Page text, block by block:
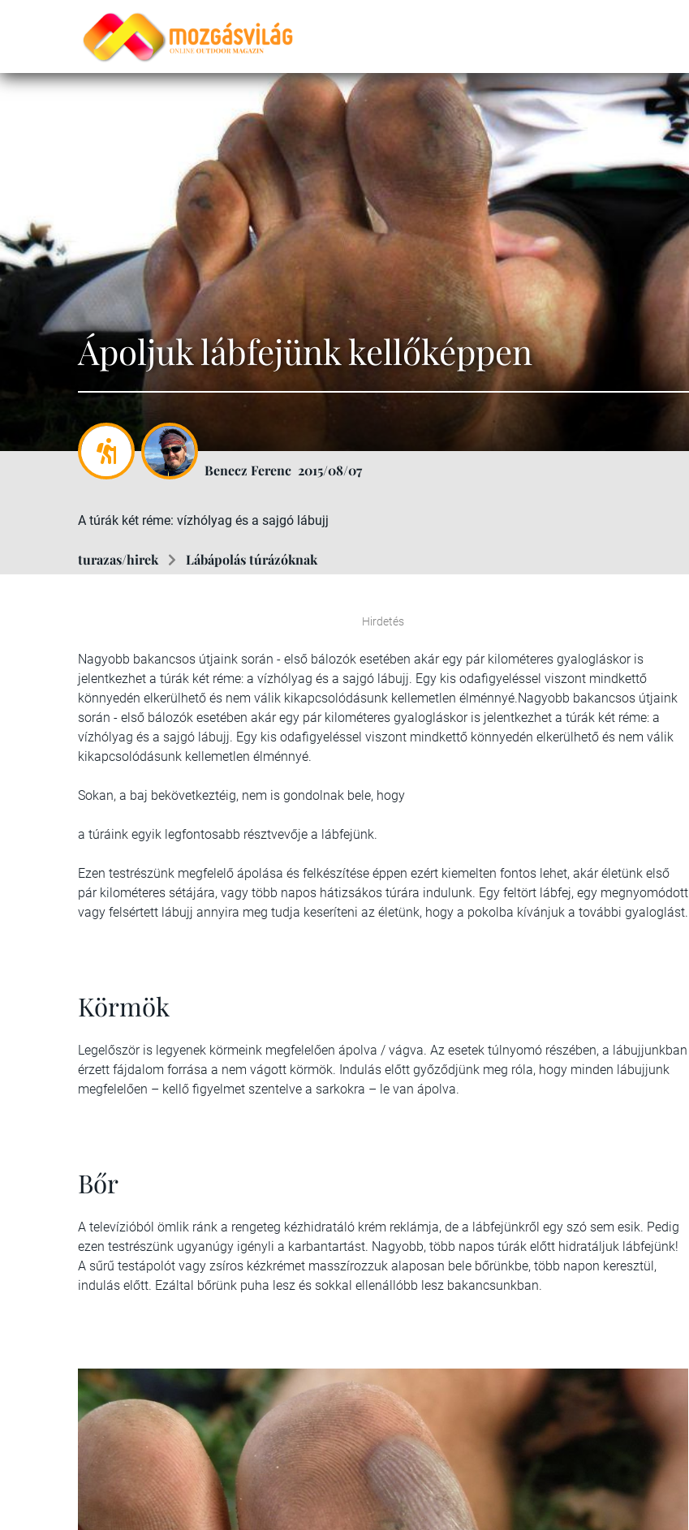
Ápoljuk lábfejünk kellőképpen
Benecz Ferenc 2015/08/07
A túrák két réme: vízhólyag és a sajgó lábujj
turazas/hirek Lábápolás túrázóknak
Hirdetés
Nagyobb bakancsos útjaink során - első bálozók esetében akár egy pár kilométeres gyalogláskor is
jelentkezhet a túrák két réme: a vízhólyag és a sajgó lábujj. Egy kis odafigyeléssel viszont mindkettő
könnyedén elkerülhető és nem válik kikapcsolódásunk kellemetlen élménnyé.Nagyobb bakancsos útjaink
során - első bálozók esetében akár egy pár kilométeres gyalogláskor is jelentkezhet a túrák két réme: a
vízhólyag és a sajgó lábujj. Egy kis odafigyeléssel viszont mindkettő könnyedén elkerülhető és nem válik
kikapcsolódásunk kellemetlen élménnyé.
Sokan, a baj bekövetkeztéig, nem is gondolnak bele, hogy
a túráink egyik legfontosabb résztvevője a lábfejünk.
Ezen testrészünk megfelelő ápolása és felkészítése éppen ezért kiemelten fontos lehet, akár életünk első
pár kilométeres sétájára, vagy több napos hátizsákos túrára indulunk. Egy feltört lábfej, egy megnyomódott
vagy felsértett lábujj annyira meg tudja keseríteni az életünk, hogy a pokolba kívánjuk a további gyaloglást.
Körmök
Legelőször is legyenek körmeink megfelelően ápolva / vágva. Az esetek túlnyomó részében, a lábujjunkban
érzett fájdalom forrása a nem vágott körmök. Indulás előtt győződjünk meg róla, hogy minden lábujjunk
megfelelően – kellő figyelmet szentelve a sarkokra – le van ápolva.
Bőr
A televízióból ömlik ránk a rengeteg kézhidratáló krém reklámja, de a lábfejünkről egy szó sem esik. Pedig
ezen testrészünk ugyanúgy igényli a karbantartást. Nagyobb, több napos túrák előtt hidratáljuk lábfejünk!
A sűrű testápolót vagy zsíros kézkrémet masszírozzuk alaposan bele bőrünkbe, több napon keresztül,
indulás előtt. Ezáltal bőrünk puha lesz és sokkal ellenállóbb lesz bakancsunkban.